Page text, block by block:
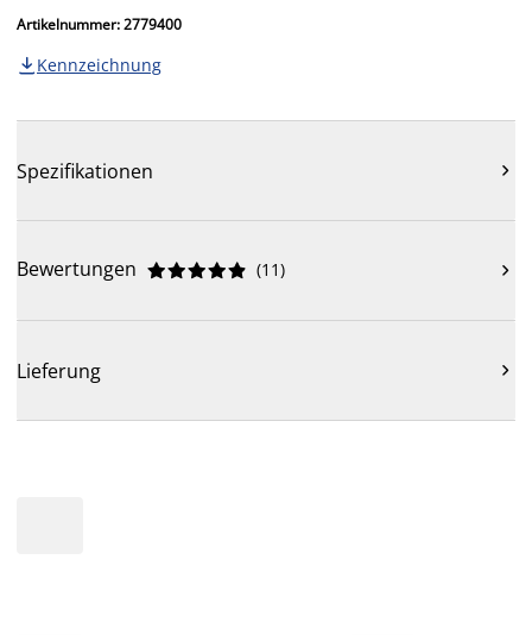
Artikelnummer: 2779400
 Kennzeichnung
Spezifikationen 
Bewertungen 




 (11) 
Lieferung 